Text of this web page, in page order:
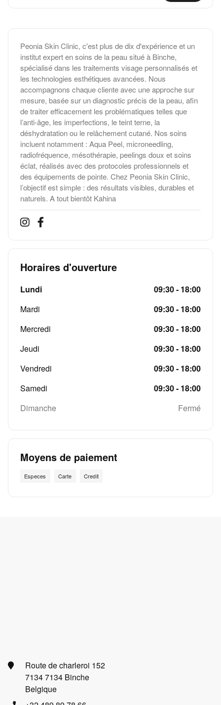
Peonia Skin Clinic, c'est plus de dix d'expérience et un
institut expert en soins de la peau situé à Binche,
spécialisé dans les traitements visage personnalisés et
les technologies esthétiques avancées. Nous
accompagnons chaque cliente avec une approche sur
mesure, basée sur un diagnostic précis de la peau, afin
de traiter efficacement les problématiques telles que
l’anti-âge, les imperfections, le teint terne, la
déshydratation ou le relâchement cutané. Nos soins
incluent notamment : Aqua Peel, microneedling,
radiofréquence, mésothérapie, peelings doux et soins
éclat, réalisés avec des protocoles professionnels et
des équipements de pointe. Chez Peonia Skin Clinic,
l’objectif est simple : des résultats visibles, durables et
naturels. A tout bientôt Kahina
Horaires d'ouverture
Lundi
09:30 - 18:00
Mardi
09:30 - 18:00
Mercredi
09:30 - 18:00
Jeudi
09:30 - 18:00
Vendredi
09:30 - 18:00
Samedi
09:30 - 18:00
Dimanche
Fermé
Moyens de paiement
Especes Carte Credit
Route de charleroi 152
7134 7134 Binche
Belgique